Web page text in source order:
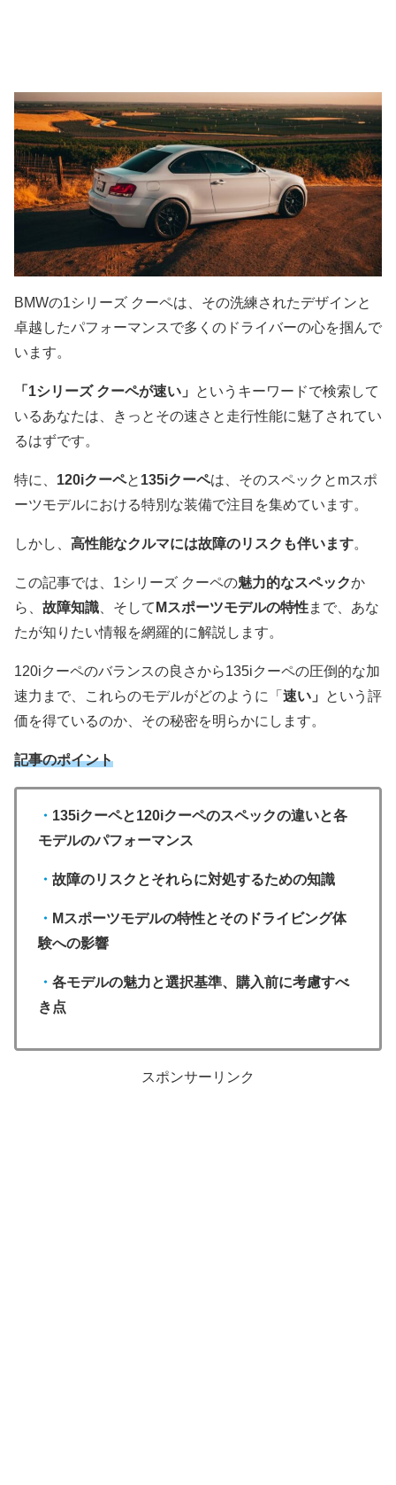
BMWの1シリーズ クーペは、その洗練されたデザインと
卓越したパフォーマンスで多くのドライバーの心を掴んで
います。
「1シリーズ クーペが速い」
というキーワードで検索して
いるあなたは、きっとその速さと走行性能に魅了されてい
るはずです。
特に、 120iクーペと 135iクーペは、そのスペックとmスポ
ーツモデルにおける特別な装備で注目を集めています。
しかし、 高性能なクルマには故障のリスクも伴います。
この記事では、1シリーズ クーペの魅力的なスペックか
ら、 故障知識 、そして Mスポーツモデルの特性まで、あな
たが知りたい情報を網羅的に解説します。
120iクーペのバランスの良さから135iクーペの圧倒的な加
速力まで、これらのモデルがどのように「 速い」
という評
価を得ているのか、その秘密を明らかにします。
記事のポイント
・ 135iクーペと120iクーペのスペックの違いと各
モデルのパフォーマンス
・ 故障のリスクとそれらに対処するための知識
・ Mスポーツモデルの特性とそのドライビング体
験への影響
・ 各モデルの魅力と選択基準、購入前に考慮すべ
き点
スポンサーリンク